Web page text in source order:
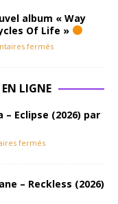
album « Way
Of Life »
fermés
LIGNE
– Eclipse (2026) par
fermés
– Reckless (2026)